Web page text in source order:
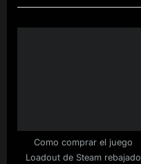
i
o
t
:
t
P
Como comprar el juego
Loadout de Steam rebajado